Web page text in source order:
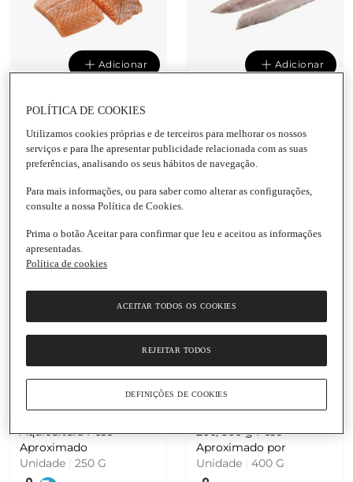
Adicionar
26,99 € / Kg
Lombo de Salmão com
Pele de Aquicultura Peso
Aproximado
4.8 (5)
Adicionar
Aquicultura Peso
Aproximado por
Unidade|100 G
2 DIAS
FRESCO
Aquicultura Peso
Aproximado
Unidade
250 G
8,99 € / Kg
200/600 g Peso
Aproximado por
Unidade
400 G
POLÍTICA DE COOKIES
Utilizamos cookies próprias e de terceiros para melhorar os nossos
serviços e para lhe apresentar publicidade relacionada com as suas
preferências, analisando os seus hábitos de navegação.
Para mais informações, ou para saber como alterar as configurações,
consulte a nossa Política de Cookies.
Prima o botão Aceitar para confirmar que leu e aceitou as informações
apresentadas.
Política de cookies
REJEITAR TODOS
ACEITAR TODOS OS COOKIES
DEFINIÇÕES DE COOKIES